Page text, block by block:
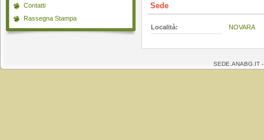
Contatti
Rassegna Stampa
Sede
Località: NOVARA
SEDE.ANABG.IT